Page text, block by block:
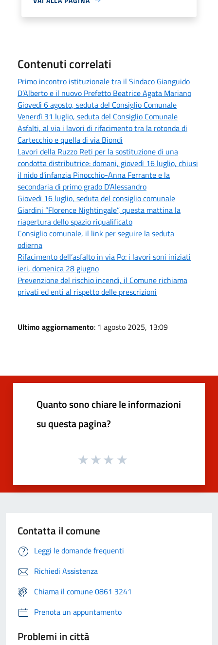
Contenuti correlati
Primo incontro istituzionale tra il Sindaco Gianguido
D’Alberto e il nuovo Prefetto Beatrice Agata Mariano
Giovedì 6 agosto, seduta del Consiglio Comunale
Venerdì 31 luglio, seduta del Consiglio Comunale
Asfalti, al via i lavori di rifacimento tra la rotonda di
Cartecchio e quella di via Biondi
Lavori della Ruzzo Reti per la sostituzione di una
condotta distributrice: domani, giovedì 16 luglio, chiusi
il nido d'infanzia Pinocchio-Anna Ferrante e la
secondaria di primo grado D'Alessandro
Giovedì 16 luglio, seduta del consiglio comunale
Giardini “Florence Nightingale”, questa mattina la
riapertura dello spazio riqualificato
Consiglio comunale, il link per seguire la seduta
odierna
Rifacimento dell’asfalto in via Po: i lavori soni iniziati
ieri, domenica 28 giugno
Prevenzione del rischio incendi, il Comune richiama
privati ed enti al rispetto delle prescrizioni
Ultimo aggiornamento: 1 agosto 2025, 13:09
Quanto sono chiare le informazioni
su questa pagina?
Contatta il comune
Leggi le domande frequenti
Richiedi Assistenza
Chiama il comune 0861 3241
Prenota un appuntamento
Problemi in città